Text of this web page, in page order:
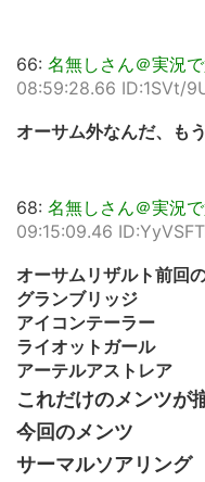
66: 名無しさん＠実況
08:59:28.66 ID:1SVt/
オーサム外なんだ、も
68: 名無しさん＠実況
09:15:09.46
オーサムリザルト前回
グランブリッジ
アイコンテーラー
ライオットガール
アーテルアストレア
これだけのメンツが
今回のメンツ
サーマルソアリング